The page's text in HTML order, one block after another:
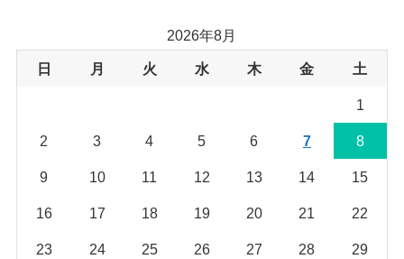
ブ
2026年8月
日 月 火 水 木 金 土
1
2 3 4 5 6 7 8
9 10 11 12 13 14 15
16 17 18 19 20 21 22
23 24 25 26 27 28 29